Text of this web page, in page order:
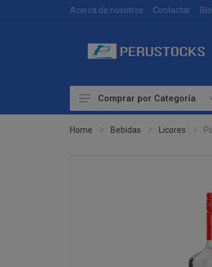
Acerca de nosotros Contactar
Accesorios
Comprar por Categoría
Home Bebidas Licores
de Datos
y